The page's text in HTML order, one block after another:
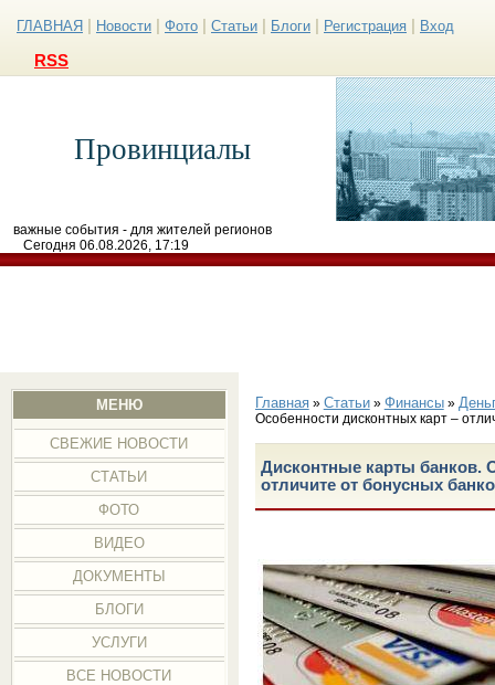
ГЛАВНАЯ Новости Фото Статьи Блоги Регистрация Вход
RSS
Провинциалы
важные события - для жителей регионов
Сегодня 06.08.2026, 17:19
МЕНЮ
СВЕЖИЕ НОВОСТИ
СТАТЬИ
ФОТО
ВИДЕО
ДОКУМЕНТЫ
БЛОГИ
УСЛУГИ
ВСЕ НОВОСТИ
Главная» Статьи» Финансы»
Особенности дисконтных карт –
Дисконтные карты банков.
отличите от бонусных